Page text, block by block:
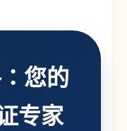
您的
专家